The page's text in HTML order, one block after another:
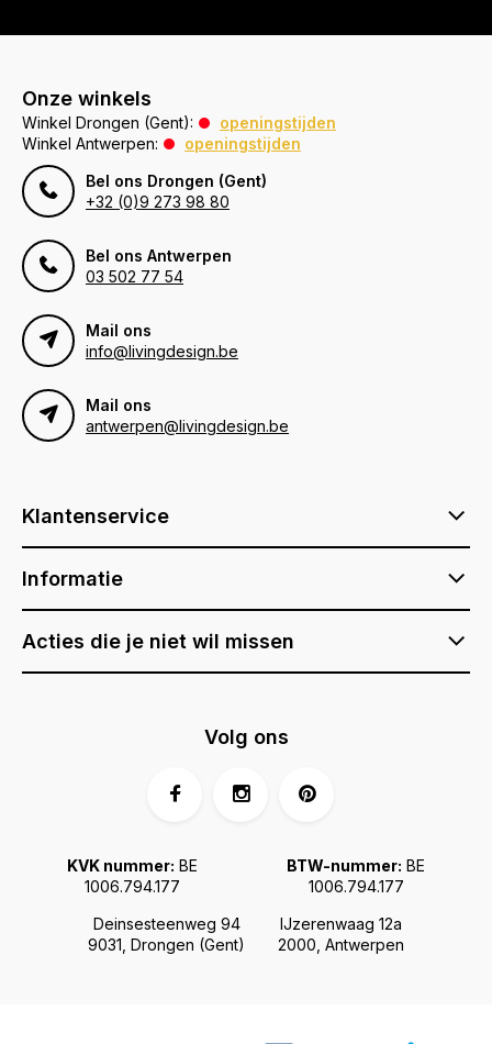
Onze winkels
Winkel Drongen (Gent):
openingstijden
Winkel Antwerpen:
openingstijden
Bel ons Drongen (Gent)
+32 (0)9 273 98 80
Bel ons Antwerpen
03 502 77 54
Mail ons
info@livingdesign.be
Mail ons
antwerpen@livingdesign.be
Klantenservice
Informatie
Acties die je niet wil missen
Deinsesteenweg 94
9031, Drongen (Gent)
IJzerenwaag 12a
2000, Antwerpen
KVK nummer: BE
1006.794.177
BTW-nummer: BE
1006.794.177
Volg ons